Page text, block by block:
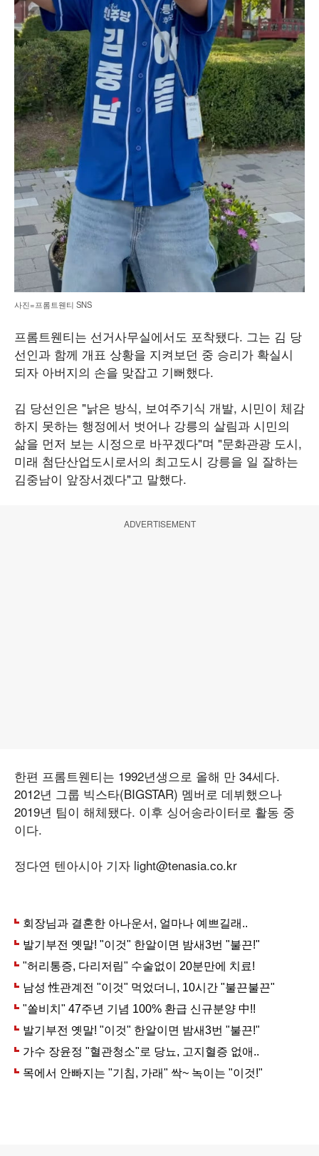
사진=프롬트웬티 SNS
프롬트웬티는 선거사무실에서도 포착됐다. 그는 김 당
선인과 함께 개표 상황을 지켜보던 중 승리가 확실시
되자 아버지의 손을 맞잡고 기뻐했다.
김 당선인은 "낡은 방식, 보여주기식 개발, 시민이 체감
하지 못하는 행정에서 벗어나 강릉의 살림과 시민의
삶을 먼저 보는 시정으로 바꾸겠다"며 "문화관광 도시,
미래 첨단산업도시로서의 최고도시 강릉을 일 잘하는
김중남이 앞장서겠다"고 말했다.
ADVERTISEMENT
한편 프롬트웬티는 1992년생으로 올해 만 34세다.
2012년 그룹 빅스타(BIGSTAR) 멤버로 데뷔했으나
2019년 팀이 해체됐다. 이후 싱어송라이터로 활동 중
이다.
정다연 텐아시아 기자 light@tenasia.co.kr